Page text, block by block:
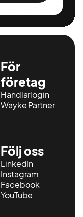
För
företag
Handlarlogin
Wayke Partner
Följ oss
LinkedIn
Instagram
Facebook
YouTube